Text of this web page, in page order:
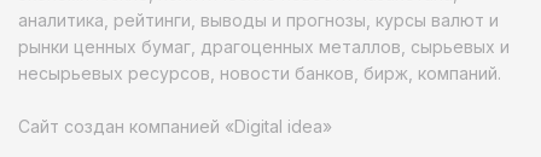
аналитика, рейтинги, выводы и прогнозы, курсы валют и
рынки ценных бумаг, драгоценных металлов, сырьевых и
несырьевых ресурсов, новости банков, бирж, компаний.
Сайт создан компанией «Digital idea»